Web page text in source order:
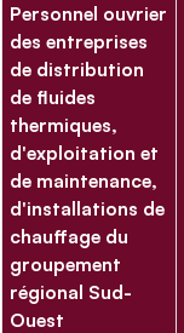
Personnel ouvrier
des entreprises
de distribution
de fluides
thermiques,
d'exploitation et
de maintenance,
d'installations de
chauffage du
groupement
régional Sud-
Ouest